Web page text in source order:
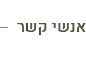
אנשי קשר